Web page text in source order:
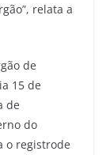
relata a
de
15 de
de
do
o registrode